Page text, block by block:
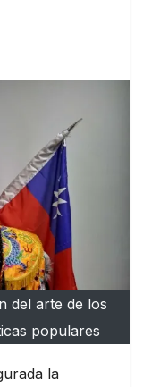
del arte de los
populares
la